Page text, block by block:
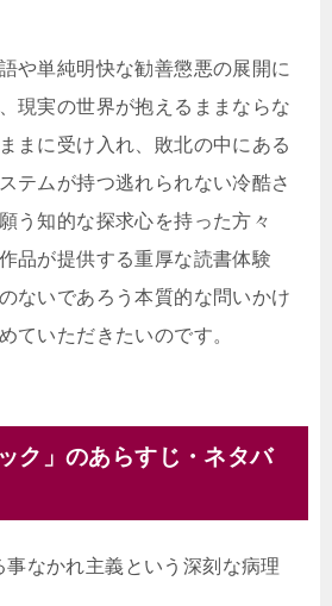
や単純明快な勧善懲悪の展開に
現実の世界が抱えるままならな
まに受け入れ、敗北の中にある
テムが持つ逃れられない冷酷さ
う知的な探求心を持った方々
品が提供する重厚な読書体験
ないであろう本質的な問いかけ
ていただきたいのです。
ク」のあらすじ・ネタバ
なかれ主義という深刻な病理